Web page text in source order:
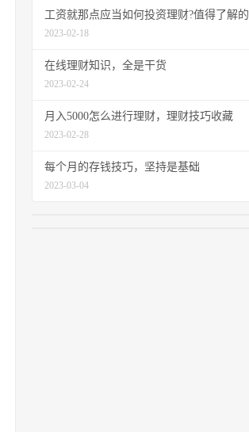
工资就那点应当如何投资理财?值得了解的
2023-02-18
在线理财知识，全是干货
2023-02-24
月入5000怎么进行理财，理财技巧收藏
2023-02-28
每个月的存钱技巧，坚持是基础
2023-03-04